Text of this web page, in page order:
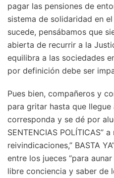
pagar las pensiones de
sistema de solidaridad en
sucede, pensábamos que
abierta de recurrir a la
equilibra a las sociedades
por definición debe ser
Pues bien, compañeros y
para gritar hasta que
corresponda y se dé por
SENTENCIAS POLÍTICAS”
reivindicaciones,” BASTA
entre los jueces “para
libre conciencia y saber de